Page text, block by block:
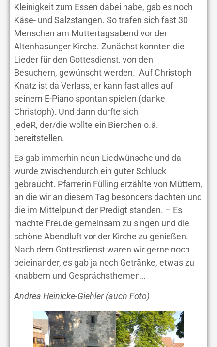
Kleinigkeit zum Essen dabei habe, gab es noch
Käse- und Salzstangen. So trafen sich fast 30
Menschen am Muttertagsabend vor der
Altenhasunger Kirche. Zunächst konnten die
Lieder für den Gottesdienst, von den
Besuchern, gewünscht werden. Auf Christoph
Knatz ist da Verlass, er kann fast alles auf
seinem E-Piano spontan spielen (danke
Christoph). Und dann durfte sich
jedeR, der/die wollte ein Bierchen o.ä.
bereitstellen.
Es gab immerhin neun Liedwünsche und da
wurde zwischendurch ein guter Schluck
gebraucht. Pfarrerin Fülling erzählte von Müttern,
an die wir an diesem Tag besonders dachten und
die im Mittelpunkt der Predigt standen. – Es
machte Freude gemeinsam zu singen und die
schöne Abendluft vor der Kirche zu genießen.
Nach dem Gottesdienst waren wir gerne noch
beieinander, es gab ja noch Getränke, etwas zu
knabbern und Gesprächsthemen…
Andrea Heinicke-Giehler (auch Foto)